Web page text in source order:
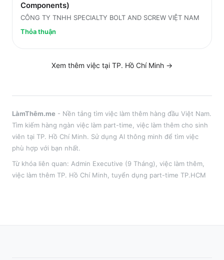
Components)
CÔNG TY TNHH SPECIALTY BOLT AND SCREW VIỆT NAM
Thỏa thuận
Xem thêm việc tại TP. Hồ Chí Minh →
LàmThêm.me - Nền tảng tìm việc làm thêm hàng đầu Việt Nam.
Tìm kiếm hàng ngàn việc làm part-time, việc làm thêm cho sinh
viên tại TP. Hồ Chí Minh. Sử dụng AI thông minh để tìm việc
phù hợp với bạn nhất.
Từ khóa liên quan: Admin Executive (9 Tháng) việc làm thêm
việc làm thêm TP. Hồ Chí Minh , tuyển dụng part-time TP.HCM